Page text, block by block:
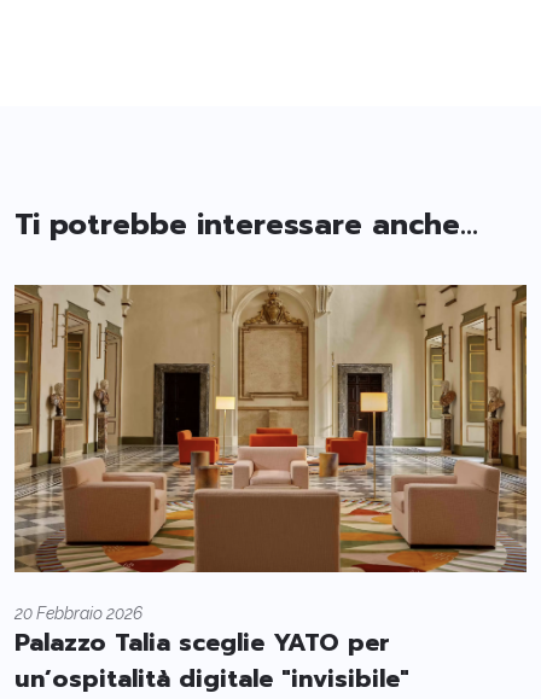
Ti potrebbe interessare anche...
20 Febbraio 2026
Palazzo Talia sceglie YATO per
un’ospitalità digitale "invisibile"